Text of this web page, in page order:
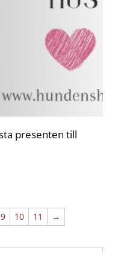
presenten till
9 10 11 →